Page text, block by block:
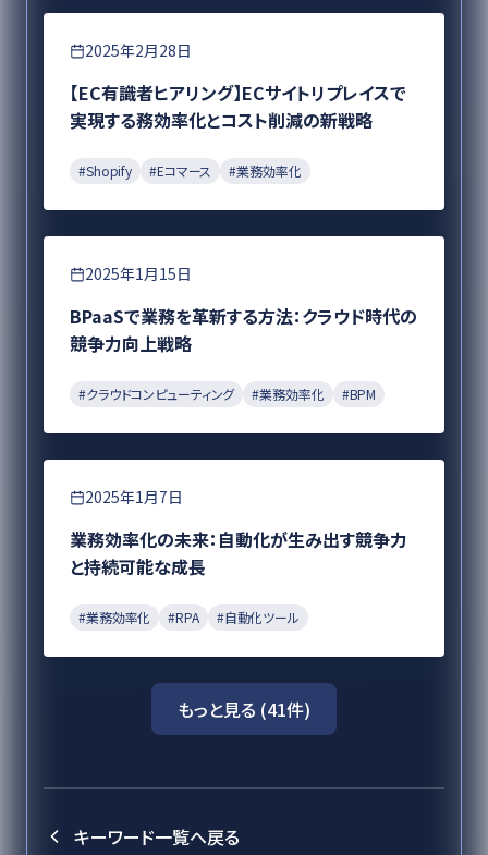
Eコマース
2025年2月28日
【EC有識者ヒアリング】ECサイトリプレイスで
実現する務効率化とコスト削減の新戦略
#Shopify #Eコマース #業務効率化
DX2025年1月15日
BPaaSで業務を革新する方法：クラウド時代の
競争力向上戦略
#クラウドコンピューティング #業務効率化 #BPM
DX2025年1月7日
業務効率化の未来：自動化が生み出す競争力
と持続可能な成長
#業務効率化 #RPA #自動化ツール
もっと見る (41件)
キーワード一覧へ戻る